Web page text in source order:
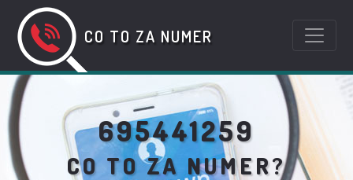
CO TO ZA NUMER
695441259
CO TO ZA NUMER?